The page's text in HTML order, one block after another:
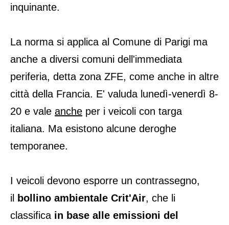
inquinante.
La norma si applica al Comune di Parigi ma
anche a diversi comuni dell'immediata
periferia, detta zona ZFE, come anche in altre
città della Francia. E' valuda lunedì-venerdì 8-
20 e vale anche per i veicoli con targa
italiana. Ma esistono alcune deroghe
temporanee.
I veicoli devono esporre un contrassegno,
il
bollino ambientale Crit'Air, che li
classifica in base alle emissioni del